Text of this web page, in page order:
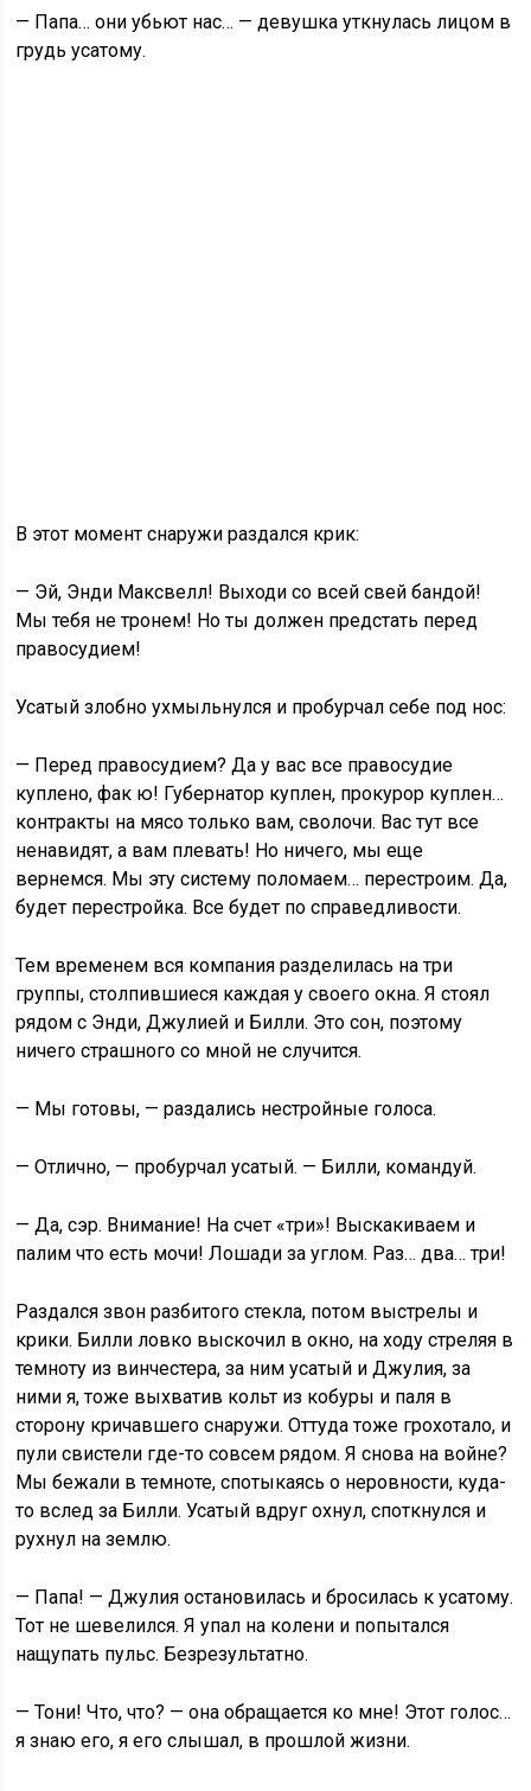
— Папа… они убьют нас… — девушка уткнулась лицом в
грудь усатому.
В этот момент снаружи раздался крик:
— Эй, Энди Максвелл! Выходи со всей свей бандой!
Мы тебя не тронем! Но ты должен предстать перед
правосудием!
Усатый злобно ухмыльнулся и пробурчал себе под нос:
— Перед правосудием? Да у вас все правосудие
куплено, фак ю! Губернатор куплен, прокурор куплен…
контракты на мясо только вам, сволочи. Вас тут все
ненавидят, а вам плевать! Но ничего, мы еще
вернемся. Мы эту систему поломаем… перестроим. Да,
будет перестройка. Все будет по справедливости.
Тем временем вся компания разделилась на три
группы, столпившиеся каждая у своего окна. Я стоял
рядом с Энди, Джулией и Билли. Это сон, поэтому
ничего страшного со мной не случится.
— Мы готовы, — раздались нестройные голоса.
— Отлично, — пробурчал усатый. — Билли, командуй.
— Да, сэр. Внимание! На счет «три»! Выскакиваем и
палим что есть мочи! Лошади за углом. Раз… два… три!
Раздался звон разбитого стекла, потом выстрелы и
крики. Билли ловко выскочил в окно, на ходу стреляя в
темноту из винчестера, за ним усатый и Джулия, за
ними я, тоже выхватив кольт из кобуры и паля в
сторону кричавшего снаружи. Оттуда тоже грохотало, и
пули свистели где-то совсем рядом. Я снова на войне?
Мы бежали в темноте, спотыкаясь о неровности, куда-
то вслед за Билли. Усатый вдруг охнул, споткнулся и
рухнул на землю.
— Папа! — Джулия остановилась и бросилась к усатому.
Тот не шевелился. Я упал на колени и попытался
нащупать пульс. Безрезультатно.
— Тони! Что, что? — она обращается ко мне! Этот голос…
я знаю его, я его слышал, в прошлой жизни.